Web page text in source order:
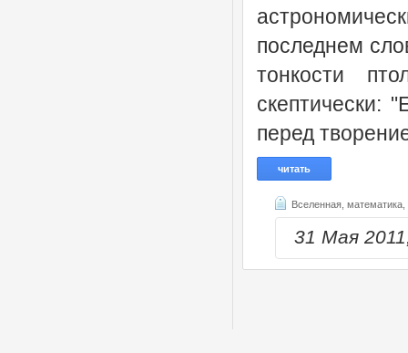
последнем
тонкости
скептически:
перед
читать
Вселенная, математика,
31 Мая